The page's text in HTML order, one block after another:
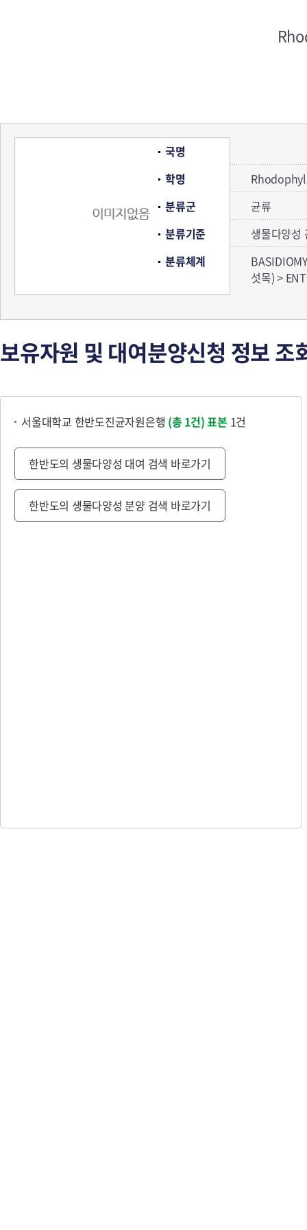
국명
학명
분류군
균류
분류기준
생물다양성
분류체계
섯목) >
보유자원 및 대여분양신청 정보 조
서울대학교 한반도진균자원은행 (총 1건)표본 1건
한반도의 생물다양성 대여 검색 바로가기
한반도의 생물다양성 분양 검색 바로가기